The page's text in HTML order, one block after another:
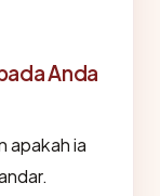
Anda
apakah ia